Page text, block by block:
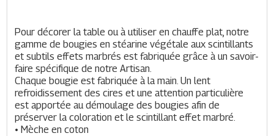
Pour décorer la table ou à utiliser en chauffe plat, notre
gamme de bougies en stéarine végétale aux scintillants
et subtils effets marbrés est fabriquée grâce à un savoir-
faire spécifique de notre Artisan.
Chaque bougie est fabriquée à la main. Un lent
refroidissement des cires et une attention particulière
est apportée au démoulage des bougies afin de
préserver la coloration et le scintillant effet marbré.
• Mèche en coton